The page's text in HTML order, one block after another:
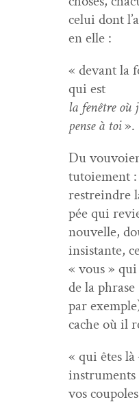
celui dont
en elle :
« devant la
qui est
la fenêtre où
pense à toi».
Du
tutoiement
restrein­dre
pée qui
nou­velle,
insis­tante,
« vous »
de la
par
cache où il
« qui êtes
instruments
vos coupoles